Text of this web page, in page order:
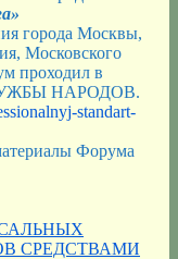
города Москвы,
Московского
проходил в
НАРОДОВ.
j-standart-
Форума
СРЕДСТВАМИ